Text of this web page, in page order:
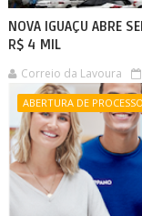
NOVA IGUAÇU ABRE
R$ 4 MIL
Correio da Lavoura
ABERTURA DE